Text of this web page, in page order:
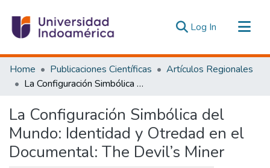
Log In (current)
Communities & Collections
All of DSpace
Estadísticas Externas
Home Publicaciones Científicas
Artículos Regionales
La Configuración Simbólica del Mundo: Identidad y Otredad en el Documental: The Devil’s Miner
La Configuración Simbólica del
Mundo: Identidad y Otredad en el
Documental: The Devil’s Miner